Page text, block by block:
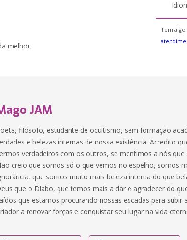
melhor.
Tem
JAM
filósofo, estudante de ocultismo, sem formação
e belezas internas de nossa existência. Acredito
verdadeiros com os outros, se mentimos a nós que
creio que somos só o que vemos no espelho, somos
que somos muito mais beleza interna do que
que o Diabo, que temos mais a dar e agradecer do
que estamos procurando nossas escadas para subir
a renovar forças e conquistar seu lugar na vida